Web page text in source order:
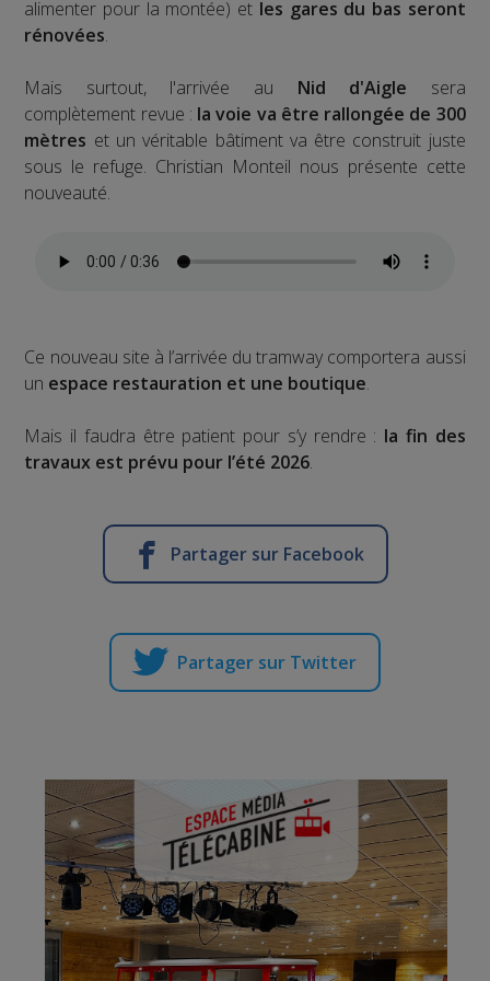
alimenter pour la montée) et les gares du bas seront
rénovées.
Mais surtout, l'arrivée au Nid d'Aigle sera
complètement revue : la voie va être rallongée de 300
mètres et un véritable bâtiment va être construit juste
sous le refuge. Christian Monteil nous présente cette
nouveauté.
Ce nouveau site à l’arrivée du tramway comportera aussi
un espace restauration et une boutique.
Mais il faudra être patient pour s’y rendre : la fin des
travaux est prévu pour l’été 2026.
Partager sur Facebook
Partager sur Twitter